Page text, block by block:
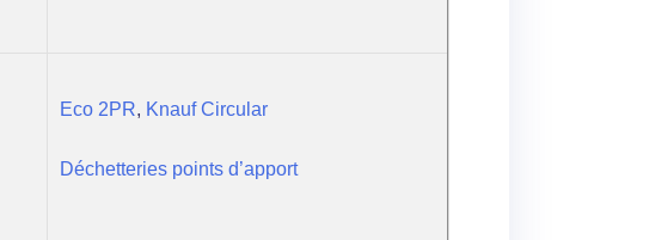
Eco 2PR, Knauf Circular
Déchetteries points d’apport